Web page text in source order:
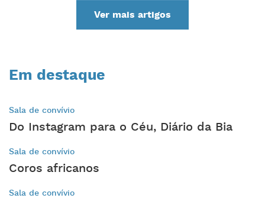
Em destaque
Sala de convívio
Do Instagram para o Céu, Diário da Bia
Sala de convívio
Coros africanos
Sala de convívio
Ver mais artigos